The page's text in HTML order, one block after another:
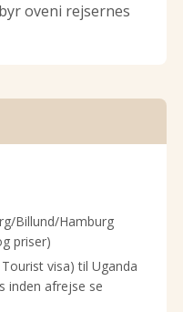
oveni rejsernes
Billund/Hamburg
priser)
visa) til Uganda
inden afrejse se